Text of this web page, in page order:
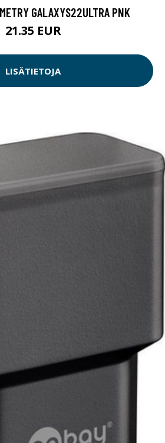
GALAXYS22ULTRA PNK
21.35 EUR
LISÄTIETOJA